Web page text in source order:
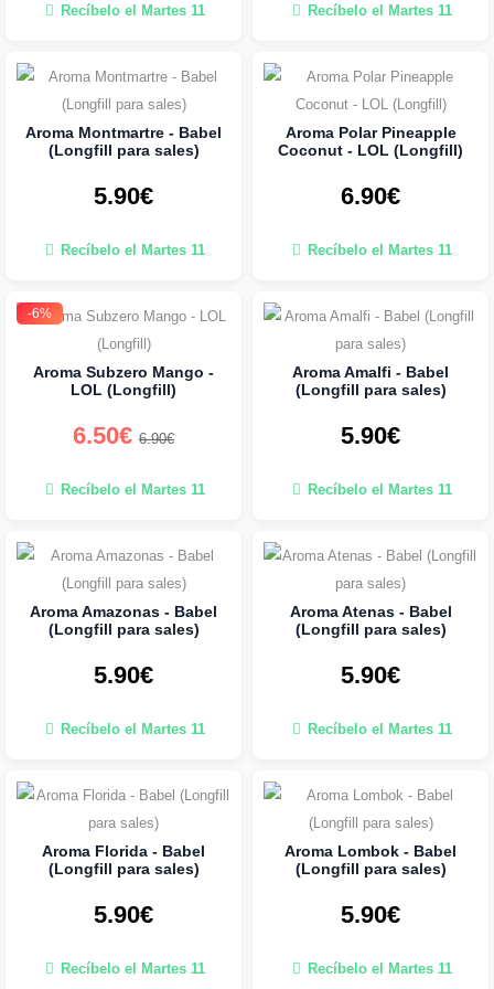
Recíbelo el Martes 11 Recíbelo el Martes 11
Aroma Montmartre - Babel
(Longfill para sales)
5.90€
Recíbelo el Martes 11
Aroma Polar Pineapple
Coconut - LOL (Longfill)
6.90€
Recíbelo el Martes 11
-6%
Aroma Subzero Mango -
LOL (Longfill)
6.50€ 6.90€
Recíbelo el Martes 11
Aroma Amalfi - Babel
(Longfill para sales)
5.90€
Recíbelo el Martes 11
Aroma Amazonas - Babel
(Longfill para sales)
5.90€
Recíbelo el Martes 11
Aroma Atenas - Babel
(Longfill para sales)
5.90€
Recíbelo el Martes 11
Aroma Florida - Babel
(Longfill para sales)
5.90€
Recíbelo el Martes 11
Aroma Lombok - Babel
(Longfill para sales)
5.90€
Recíbelo el Martes 11